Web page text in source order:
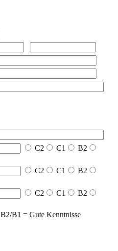
C2 C1
B2
C2
C1
B2
C2
C1
B2
B1 = Gute Kenntnisse